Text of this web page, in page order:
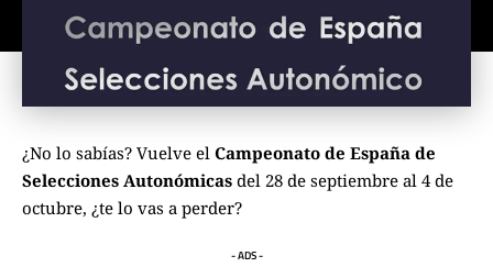
¿No lo sabías? Vuelve el Campeonato de España de
Selecciones Autonómicas del 28 de septiembre al 4 de
octubre, ¿te lo vas a perder?
- ADS -